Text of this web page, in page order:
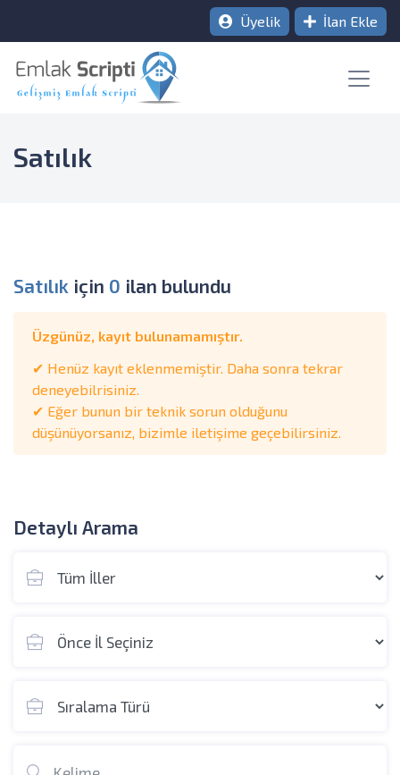
Üyelik İlan Ekle
Satılık
Satılık için 0 ilan bulundu
Üzgünüz, kayıt bulunamamıştır.
✔ Henüz kayıt eklenmemiştir. Daha sonra tekrar
deneyebilrisiniz.
✔ Eğer bunun bir teknik sorun olduğunu
düşünüyorsanız, bizimle iletişime geçebilirsiniz.
Detaylı Arama